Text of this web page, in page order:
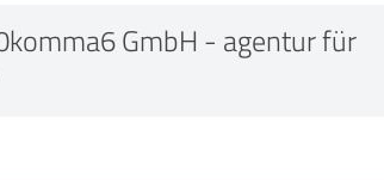
GmbH - agentur für